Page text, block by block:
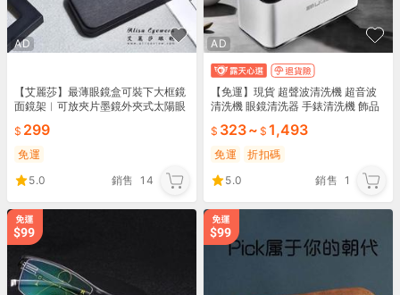
AD
【艾麗莎】最薄眼鏡盒可裝下大框鏡
面鏡架︱可放夾片墨鏡外夾式太陽眼
襯︱附贈高級拭鏡布M02
299
免運
5.0
銷售 14
AD
【免運】現貨 超聲波清洗機 超音波
清洗機 眼鏡清洗器 手錶清洗機 飾品
紫外線消毒盒
323~ 1,493
免運
折扣碼
5.0
銷售 1